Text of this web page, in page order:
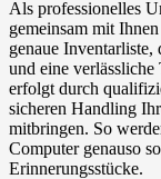
Als professionelles
gemeinsam mit
genaue
und eine
erfolgt durch
sicheren Handling
mitbringen. So
Computer genauso
Erinnerungsstücke.